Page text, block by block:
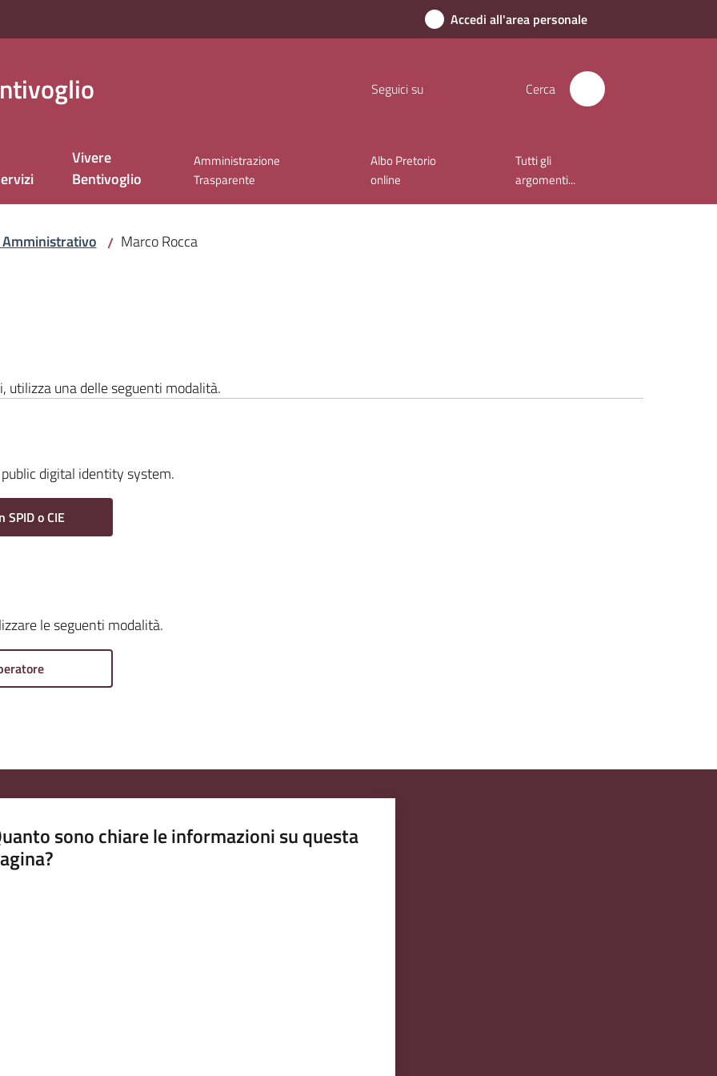
Accedi all'area personale
Seguici su Cerca
Vivere
Bentivoglio
Amministrazione
Trasparente
Albo Pretorio
online
Tutti gli
argomenti...
/ Marco Rocca
utilizza una delle seguenti modalità.
digital identity system.
SPID o CIE
le seguenti modalità.
sono chiare le informazioni su questa